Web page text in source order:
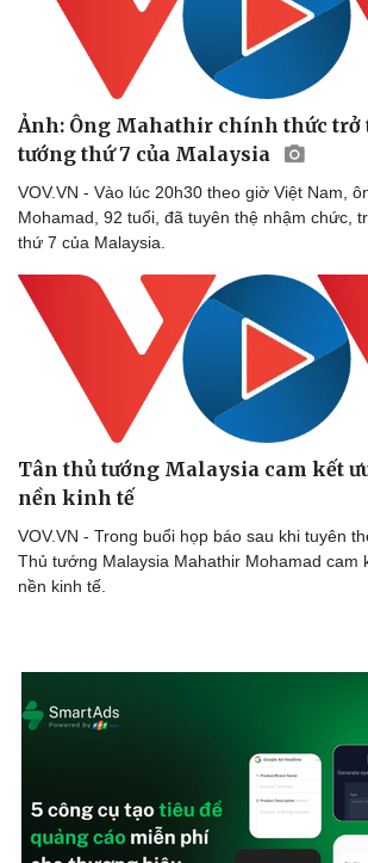
Doanh nghiệp
Thông tin doanh nghiệp
Doanh nghiệp 24h
Doanh nhân
Vì cộng đồng
Công nghệ
Sành điệu
Trải
Chuyển
Ảnh: Ông Mahathir chính thức trở
tướng thứ 7 của Malaysia
VOV.VN - Vào lúc 20h30 theo giờ Việt Nam,
Mohamad, 92 tuổi, đã tuyên thệ nhậm chức,
thứ 7 của Malaysia.
Tân thủ tướng Malaysia cam kết
nền kinh tế
VOV.VN - Trong buổi họp báo sau khi tuyên
Thủ tướng Malaysia Mahathir Mohamad cam
nền kinh tế.